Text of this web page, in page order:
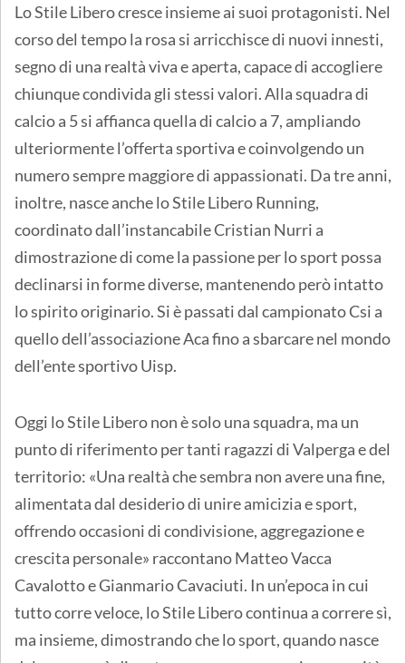
Lo Stile Libero cresce insieme ai suoi protagonisti. Nel
corso del tempo la rosa si arricchisce di nuovi innesti,
segno di una realtà viva e aperta, capace di accogliere
chiunque condivida gli stessi valori. Alla squadra di
calcio a 5 si affianca quella di calcio a 7, ampliando
ulteriormente l’offerta sportiva e coinvolgendo un
numero sempre maggiore di appassionati. Da tre anni,
inoltre, nasce anche lo Stile Libero Running,
coordinato dall’instancabile Cristian Nurri a
dimostrazione di come la passione per lo sport possa
declinarsi in forme diverse, mantenendo però intatto
lo spirito originario. Si è passati dal campionato Csi a
quello dell’associazione Aca fino a sbarcare nel mondo
dell’ente sportivo Uisp.
Oggi lo Stile Libero non è solo una squadra, ma un
punto di riferimento per tanti ragazzi di Valperga e del
territorio: «Una realtà che sembra non avere una fine,
alimentata dal desiderio di unire amicizia e sport,
offrendo occasioni di condivisione, aggregazione e
crescita personale» raccontano Matteo Vacca
Cavalotto e Gianmario Cavaciuti. In un’epoca in cui
tutto corre veloce, lo Stile Libero continua a correre sì,
ma insieme, dimostrando che lo sport, quando nasce